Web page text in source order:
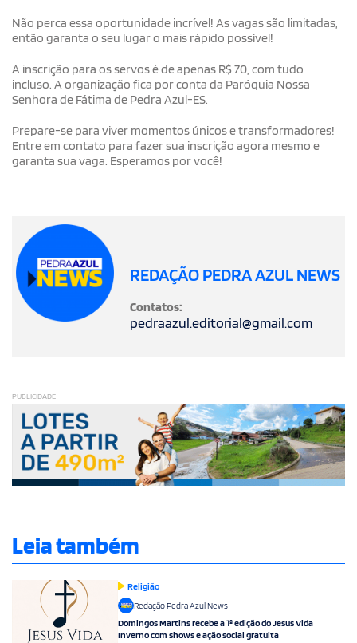
Não perca essa oportunidade incrível! As vagas são limitadas,
então garanta o seu lugar o mais rápido possível!
A inscrição para os servos é de apenas R$ 70, com tudo
incluso. A organização fica por conta da Paróquia Nossa
Senhora de Fátima de Pedra Azul-ES.
Prepare-se para viver momentos únicos e transformadores!
Entre em contato para fazer sua inscrição agora mesmo e
garanta sua vaga. Esperamos por você!
REDAÇÃO PEDRA AZUL NEWS
Contatos:
pedraazul.editorial@gmail.com
PUBLICIDADE
Leia também
Religião
Redação Pedra Azul News
Domingos Martins recebe a 1ª edição do Jesus Vida
Inverno com shows e ação social gratuita